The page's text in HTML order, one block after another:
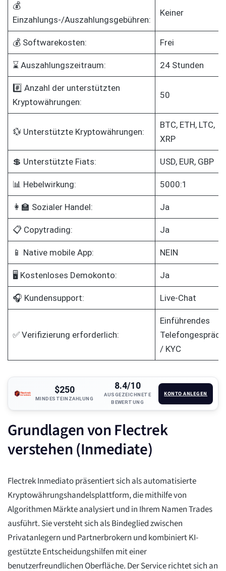
💰
Einzahlungs-/Auszahlungsgebühren:
Keiner
💰 Softwarekosten: Frei
⌛ Auszahlungszeitraum: 24 Stunden
#️⃣ Anzahl der unterstützten
Kryptowährungen:
50
💱 Unterstützte Kryptowährungen:
BTC, ETH, LTC,
XRP
💲 Unterstützte Fiats: USD, EUR, GBP
📊 Hebelwirkung: 5000:1
👩‍🏫 Sozialer Handel: Ja
📋 Copytrading: Ja
📱 Native mobile App: NEIN
🖥️ Kostenloses Demokonto: Ja
🎧 Kundensupport: Live-Chat
✅ Verifizierung erforderlich:
Einführendes
Telefongespräch
/ KYC
$250
MINDESTEINZAHLUNG
8.4/10
AUSGEZEICHNETE
BEWERTUNG
KONTO ANLEGEN
Grundlagen von Flectrek
verstehen (Inmediate)
Flectrek Inmediato präsentiert sich als automatisierte
Kryptowährungshandelsplattform, die mithilfe von
Algorithmen Märkte analysiert und in Ihrem Namen Trades
ausführt. Sie versteht sich als Bindeglied zwischen
Privatanlegern und Partnerbrokern und kombiniert KI-
gestützte Entscheidungshilfen mit einer
benutzerfreundlichen Oberfläche. Der Service richtet sich an